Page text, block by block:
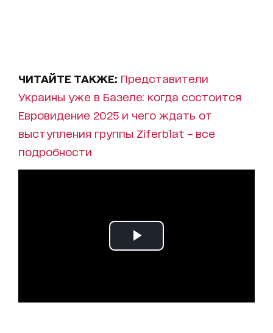
ЧИТАЙТЕ ТАКЖЕ: Представители
Украины уже в Базеле: когда состоится
Евровидение 2025 и чего ждать от
выступления группы Ziferblat – все
подробности